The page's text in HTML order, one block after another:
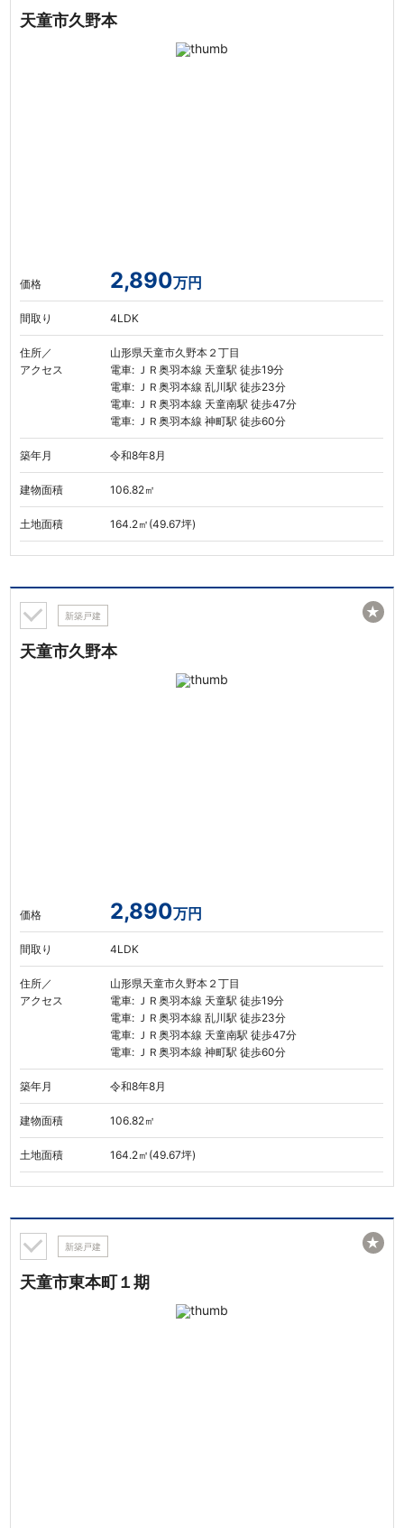
天童市久野本
価格 2,890万円
間取り 4LDK
住所／
アクセス
山形県天童市久野本２丁目
電車: ＪＲ奥羽本線 天童駅 徒歩19分
電車: ＪＲ奥羽本線 乱川駅 徒歩23分
電車: ＪＲ奥羽本線 天童南駅 徒歩47分
電車: ＪＲ奥羽本線 神町駅 徒歩60分
築年月 令和8年8月
建物面積 106.82㎡
土地面積 164.2㎡(49.67坪)
新築戸建
天童市久野本
価格 2,890万円
間取り 4LDK
住所／
アクセス
山形県天童市久野本２丁目
電車: ＪＲ奥羽本線 天童駅 徒歩19分
電車: ＪＲ奥羽本線 乱川駅 徒歩23分
電車: ＪＲ奥羽本線 天童南駅 徒歩47分
電車: ＪＲ奥羽本線 神町駅 徒歩60分
築年月 令和8年8月
建物面積 106.82㎡
土地面積 164.2㎡(49.67坪)
★
新築戸建
天童市東本町１期
★